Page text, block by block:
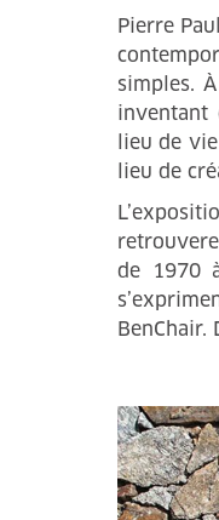
Pierre
simples.
inventant
lieu de
lieu de
de 1970
BenChair.